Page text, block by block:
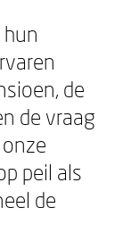
de
de vraag
peil als
de